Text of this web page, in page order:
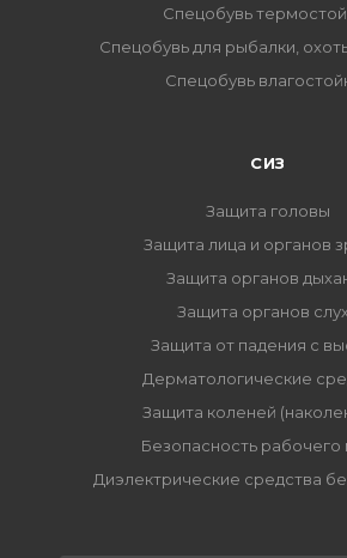
Спецобувь
Спецобувь для рыбалки,
Спецобувь
СИЗ
Защита головы
Защита лица и органов
Защита органов
Защита органов
Защита от падения с
Дерматологические
Защита коленей
Безопасность рабочего
Диэлектрические средства